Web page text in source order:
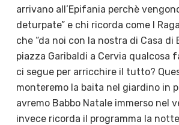
arrivano all’Epifania perchè
deturpate” e chi ricorda come I
che “da noi con la nostra di Casa di
piazza Garibaldi a Cervia qualcosa
ci segue per arricchire il tutto?
monteremo la baita nel giardino in
avremo Babbo Natale immerso nel
invece ricorda il programma la